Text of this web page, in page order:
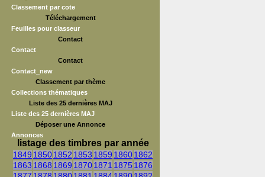
Classement par cote
Téléchargement
Feuilles pour classeur
Contact
Contact
Contact
Contact_new
Classement par thème
Collections thématiques
Liste des 25 dernières MAJ
Liste des 25 dernières MAJ
Déposer une Annonce
Annonces
listage des timbres par année
1849 18501852 1853 1859 18601862
1863 1868 1869 18701871 1875 1876